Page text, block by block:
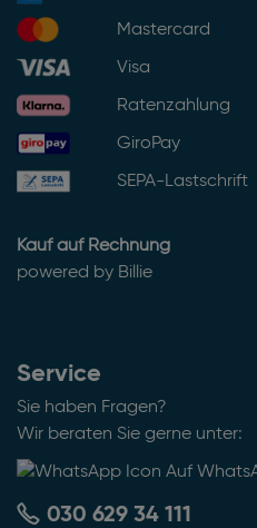
Mastercard
Visa
Ratenzahlung
GiroPay
SEPA-Lastschrift
Kauf auf Rechnung
powered by Billie
Service
Sie haben Fragen?
Wir beraten Sie gerne unter:
Auf
030 629 34 111